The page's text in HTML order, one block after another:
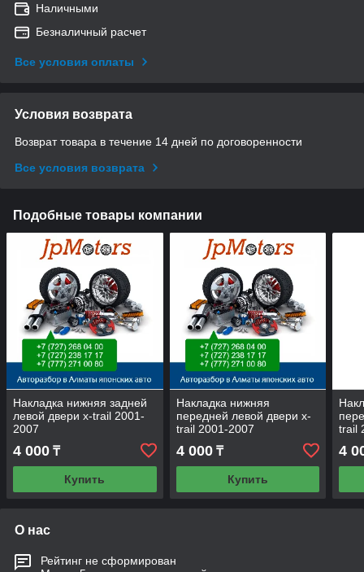
Наличными
Безналичный расчет
Все условия оплаты
Условия возврата
Возврат товара в течение 14 дней по договоренности
Все условия возврата
Подобные товары компании
Накладка нижняя задней
левой двери x-trail 2001-
2007
4 000 ₸
Купить
Накладка нижняя
передней левой двери x-
trail 2001-2007
4 000₸
Купить
trail
4
О нас
Рейтинг не сформирован